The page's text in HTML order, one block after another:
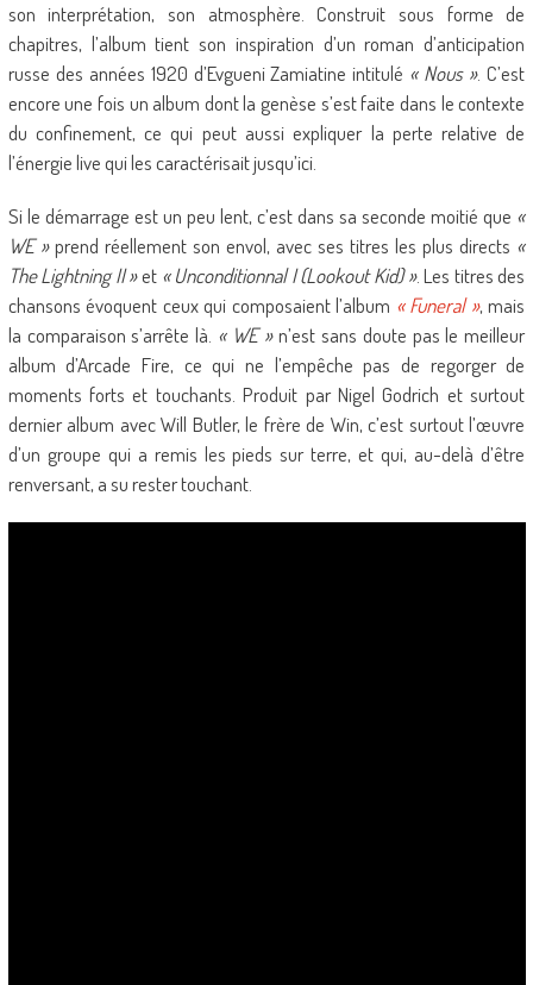
son interprétation, son atmosphère. Construit sous forme de
chapitres, l’album tient son inspiration d’un roman d’anticipation
russe des années 1920 d’Evgueni Zamiatine intitulé « Nous ». C’est
encore une fois un album dont la genèse s’est faite dans le contexte
du confinement, ce qui peut aussi expliquer la perte relative de
l’énergie live qui les caractérisait jusqu’ici.
Si le démarrage est un peu lent, c’est dans sa seconde moitié que «
WE »prend réellement son envol, avec ses titres les plus directs «
The Lightning II »et « Unconditionnal I (Lookout Kid) ». Les titres des
chansons évoquent ceux qui composaient l’album « Funeral », mais
la comparaison s’arrête là. « WE »n’est sans doute pas le meilleur
album d’Arcade Fire, ce qui ne l’empêche pas de regorger de
moments forts et touchants. Produit par Nigel Godrich et surtout
dernier album avec Will Butler, le frère de Win, c’est surtout l’œuvre
d’un groupe qui a remis les pieds sur terre, et qui, au-delà d’être
renversant, a su rester touchant.